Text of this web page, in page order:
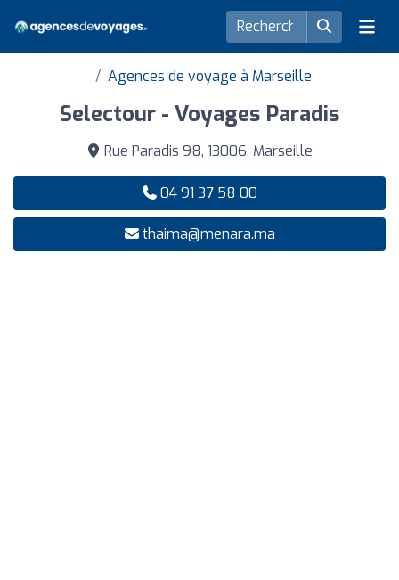
Agences de voyage à Marseille
Selectour - Voyages Paradis
Rue Paradis 98, 13006, Marseille
04 91 37 58 00
thaima@menara.ma